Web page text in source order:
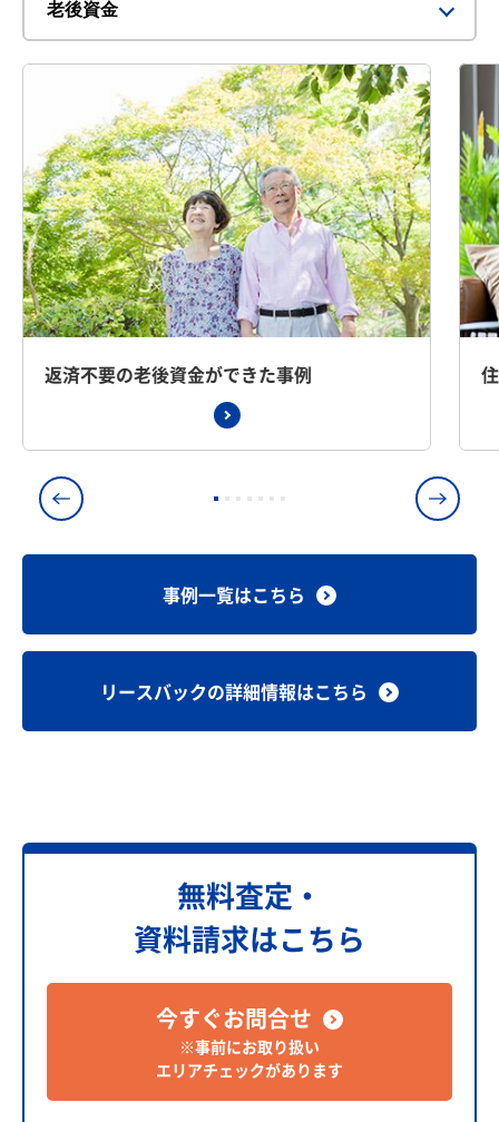
返済不要の老後資金ができた事例
事例一覧はこちら
リースバックの詳細情報はこちら
無料査定・
資料請求はこちら
今すぐお問合せ
※事前にお取り扱い
エリアチェックがあります